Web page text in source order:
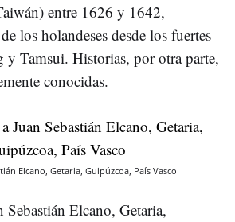
entre 1626 y 1642,
los holandeses desde los fuertes
y Tamsui. Historias, por otra parte,
conocidas.
Elcano, Getaria, Guipúzcoa, País Vasco
Elcano, Getaria,